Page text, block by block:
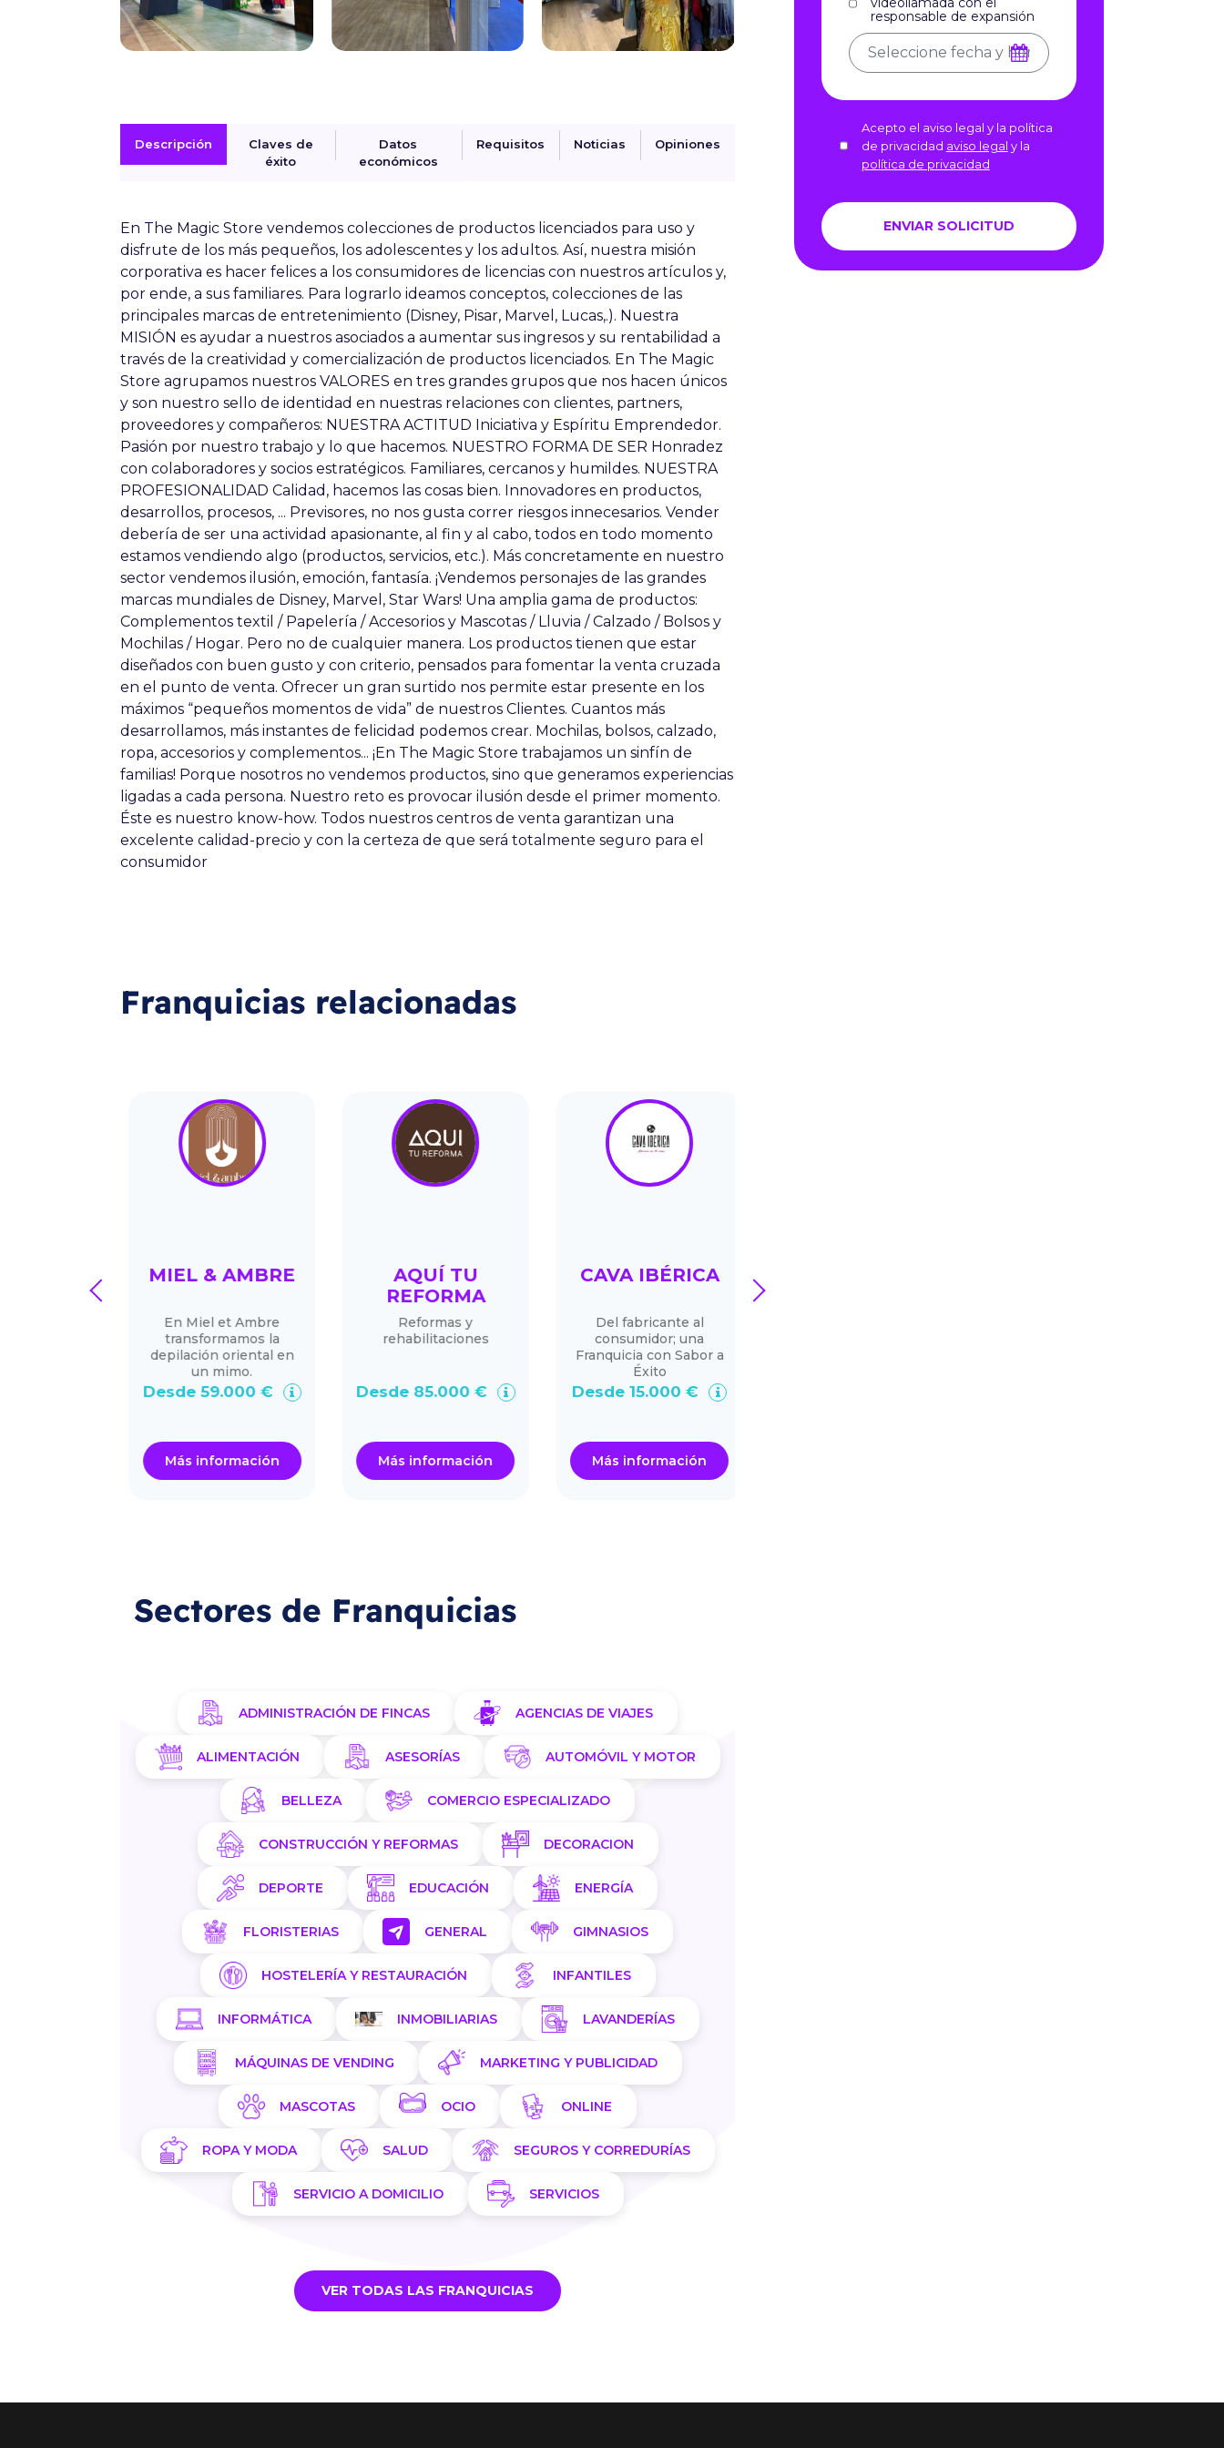
Descripción
Claves de
éxito
Datos
económicos
Requisitos Noticias Opiniones
En The Magic Store vendemos colecciones de productos licenciados para uso y
disfrute de los más pequeños, los adolescentes y los adultos. Así, nuestra misión
corporativa es hacer felices a los consumidores de licencias con nuestros artículos y,
por ende, a sus familiares. Para lograrlo ideamos conceptos, colecciones de las
principales marcas de entretenimiento (Disney, Pisar, Marvel, Lucas,.). Nuestra
MISIÓN es ayudar a nuestros asociados a aumentar sus ingresos y su rentabilidad a
través de la creatividad y comercialización de productos licenciados. En The Magic
Store agrupamos nuestros VALORES en tres grandes grupos que nos hacen únicos
y son nuestro sello de identidad en nuestras relaciones con clientes, partners,
proveedores y compañeros: NUESTRA ACTITUD Iniciativa y Espíritu Emprendedor.
Pasión por nuestro trabajo y lo que hacemos. NUESTRO FORMA DE SER Honradez
con colaboradores y socios estratégicos. Familiares, cercanos y humildes. NUESTRA
PROFESIONALIDAD Calidad, hacemos las cosas bien. Innovadores en productos,
desarrollos, procesos, ... Previsores, no nos gusta correr riesgos innecesarios. Vender
debería de ser una actividad apasionante, al fin y al cabo, todos en todo momento
estamos vendiendo algo (productos, servicios, etc.). Más concretamente en nuestro
sector vendemos ilusión, emoción, fantasía. ¡Vendemos personajes de las grandes
marcas mundiales de Disney, Marvel, Star Wars! Una amplia gama de productos:
Complementos textil / Papelería / Accesorios y Mascotas / Lluvia / Calzado / Bolsos y
Mochilas / Hogar. Pero no de cualquier manera. Los productos tienen que estar
diseñados con buen gusto y con criterio, pensados para fomentar la venta cruzada
en el punto de venta. Ofrecer un gran surtido nos permite estar presente en los
máximos “pequeños momentos de vida” de nuestros Clientes. Cuantos más
desarrollamos, más instantes de felicidad podemos crear. Mochilas, bolsos, calzado,
ropa, accesorios y complementos... ¡En The Magic Store trabajamos un sinfín de
familias! Porque nosotros no vendemos productos, sino que generamos experiencias
ligadas a cada persona. Nuestro reto es provocar ilusión desde el primer momento.
Éste es nuestro know-how. Todos nuestros centros de venta garantizan una
excelente calidad-precio y con la certeza de que será totalmente seguro para el
consumidor
Franquicias relacionadas
MIEL & AMBRE
En Miel et Ambre
transformamos la
depilación oriental en
un mimo.
Desde 59.000 €
Más información
AQUÍ TU
REFORMA
Reformas y
rehabilitaciones
Desde 85.000 €
Más información
CAVA IBÉRICA
Del fabricante al
consumidor; una
Franquicia con Sabor a
Éxito
Desde 15.000 €
Más información
prev next
Sectores de Franquicias
ADMINISTRACIÓN DE FINCAS AGENCIAS DE VIAJES
ALIMENTACIÓN ASESORÍAS AUTOMÓVIL Y MOTOR
BELLEZA COMERCIO ESPECIALIZADO
CONSTRUCCIÓN Y REFORMAS DECORACION
DEPORTE EDUCACIÓN ENERGÍA
FLORISTERIAS GENERAL GIMNASIOS
HOSTELERÍA Y RESTAURACIÓN INFANTILES
INFORMÁTICA INMOBILIARIAS LAVANDERÍAS
MÁQUINAS DE VENDING MARKETING Y PUBLICIDAD
MASCOTAS OCIO ONLINE
ROPA Y MODA SALUD SEGUROS Y CORREDURÍAS
SERVICIO A DOMICILIO SERVICIOS
VER TODAS LAS FRANQUICIAS